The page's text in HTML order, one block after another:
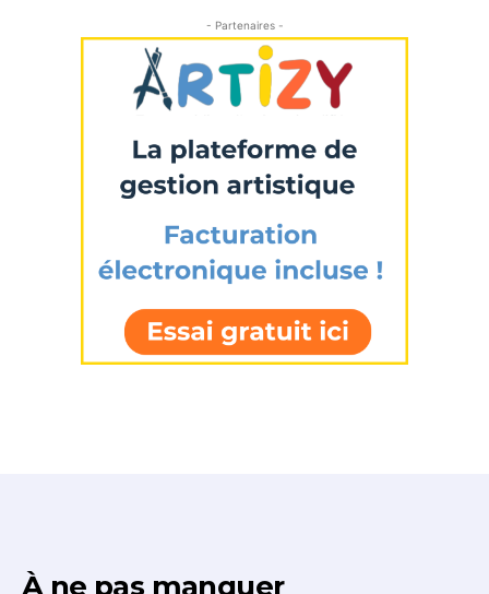
Statut / Organisation
J'accepte les termes et conditions
* Champ obligatoire
Statut / Organisation
- Partenaires -
À ne pas manquer